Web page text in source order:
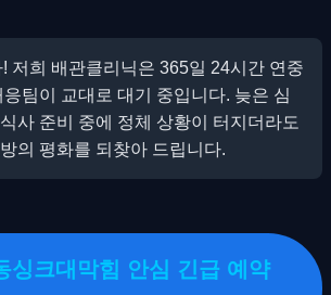
저희 배관클리닉은 365일 24시간 연중
팀이 교대로 대기 중입니다. 늦은 심
사 준비 중에 정체 상황이 터지더라도
의 평화를 되찾아 드립니다.
싱크대막힘 안심 긴급 예약